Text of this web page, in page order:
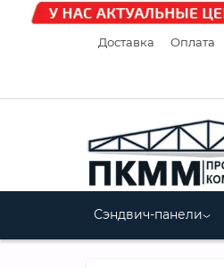
Доставка Оплата
Сэндвич-панели